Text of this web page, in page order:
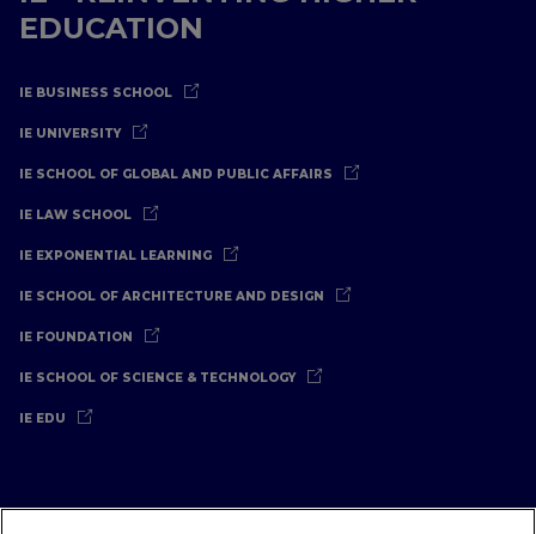
EDUCATION
IE BUSINESS SCHOOL
IE UNIVERSITY
IE SCHOOL OF GLOBAL AND PUBLIC AFFAIRS
IE LAW SCHOOL
IE EXPONENTIAL LEARNING
IE SCHOOL OF ARCHITECTURE AND DESIGN
IE FOUNDATION
IE SCHOOL OF SCIENCE & TECHNOLOGY
IE EDU